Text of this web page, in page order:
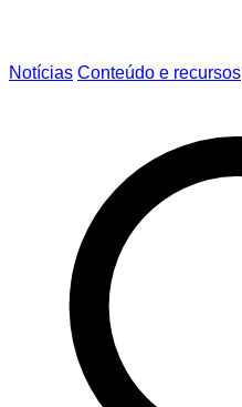
Notícias Conteúdo e recursos